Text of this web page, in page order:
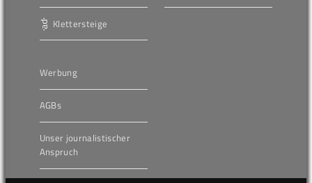
Klettersteige
Werbung
AGBs
Unser journalistischer
Anspruch